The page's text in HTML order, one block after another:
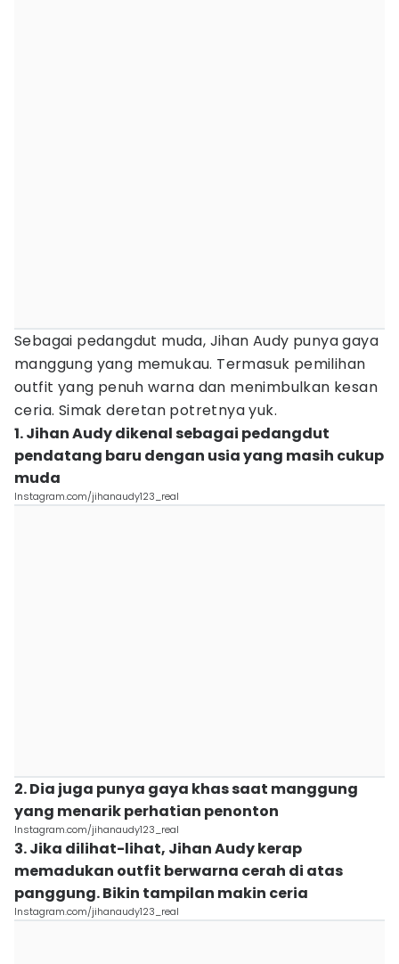
Sebagai pedangdut muda, Jihan Audy punya gaya
manggung yang memukau. Termasuk pemilihan
outfit yang penuh warna dan menimbulkan kesan
ceria. Simak deretan potretnya yuk.
1. Jihan Audy dikenal sebagai pedangdut
pendatang baru dengan usia yang masih cukup
muda
Instagram.com/jihanaudy123_real
2. Dia juga punya gaya khas saat manggung
yang menarik perhatian penonton
Instagram.com/jihanaudy123_real
3. Jika dilihat-lihat, Jihan Audy kerap
memadukan outfit berwarna cerah di atas
panggung. Bikin tampilan makin ceria
Instagram.com/jihanaudy123_real